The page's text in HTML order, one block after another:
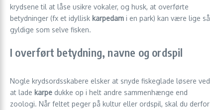
krydsene til at låse usikre vokaler, og husk, at overførte
betydninger (fx et idyllisk karpedam i en park) kan være lige så
gyldige som selve fisken.
I overført betydning, navne og ordspil
Nogle krydsordsskabere elsker at snyde fiskeglade løsere ved
at lade karpe dukke op i helt andre sammenhænge end
zoologi. Når feltet peger på kultur eller ordspil, skal du derfor